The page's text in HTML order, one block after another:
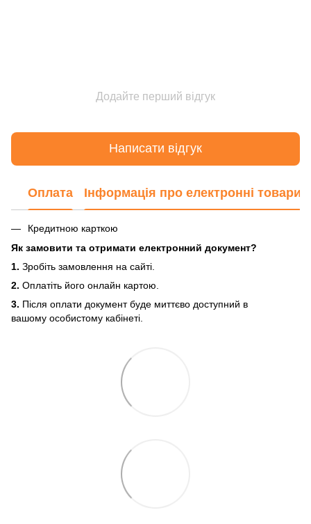
Додайте перший відгук
Написати відгук
Оплата Інформація про електронні товари
Кредитною карткою
Як замовити та отримати електронний документ?
1. Зробіть замовлення на сайті.
2. Оплатіть його онлайн картою.
3. Після оплати документ буде миттєво доступний в
вашому особистому кабінеті.